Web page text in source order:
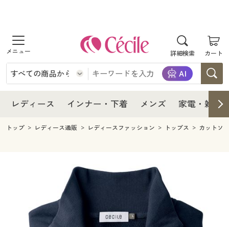
詳細検索 カート
商品を探す
レディース
レディースファッション
インナー・下着
インナー・下着通販すべて
ジュニア・ティーンズ下着
メンズ
メンズファッション
メンズ下着
家電・雑貨すべて
家電
寝具・インテリア・家具
寝具・インテリア・家具通販すべて
美容・健康
レディース インナー・下着 メンズ 家電・雑貨
レディース
レディース通販すべて
レディースファッション
インナー・下着
インナー・下着通販すべて
ジュニア・ティーンズ下着
メンズ
キッチン・雑貨・日用品
寝具・インテリア・家具通販すべて
家具・収納
美容・健康通販すべて
制服・スクール
トップ レディース通販 レディースファッション トップス カットソ